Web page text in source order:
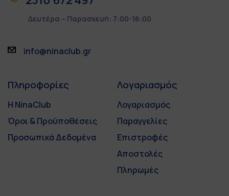
Δευτέρα – Παρασκευή: 7:00-16:00
info@ninaclub.gr
Πληροφορίες
Η NinaClub
Όροι & Προϋποθέσεις
Προσωπικά Δεδομένα
Λογαριασμός
Λογαριασμός
Παραγγελίες
Επιστροφές
Αποστολές
Πληρωμές